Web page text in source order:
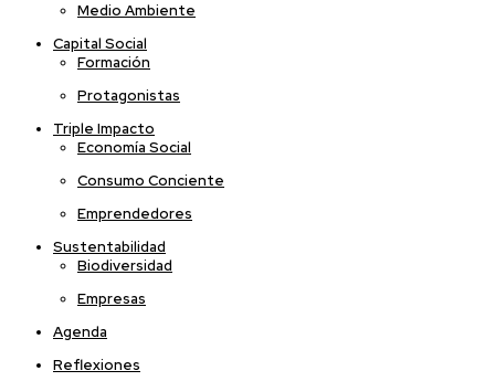
Medio Ambiente
Capital Social
Formación
Protagonistas
Triple Impacto
Economía Social
Consumo Conciente
Emprendedores
Sustentabilidad
Biodiversidad
Empresas
Agenda
Reflexiones